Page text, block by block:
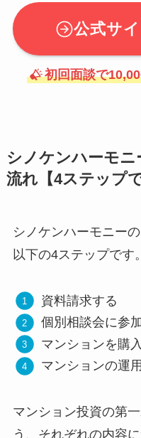
公式サ
初回面談で
シノケンハーモ
流れ【4ステップ
シノケンハーモニー
以下の4ステップです。
資料請求する
個別相談会に参
マンションを購
マンションの運
マンション投資の第
う、それぞれの内容